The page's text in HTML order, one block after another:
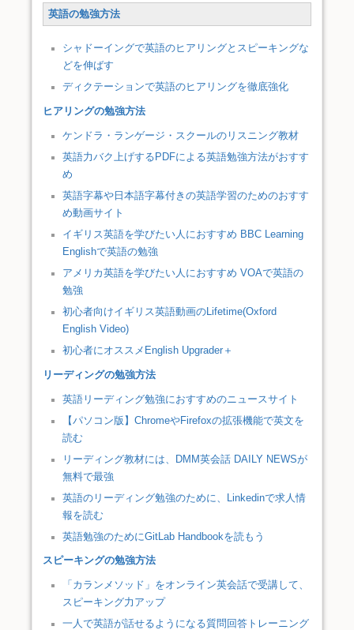
英語の勉強方法
シャドーイングで英語のヒアリングとスピーキングな
どを伸ばす
ディクテーションで英語のヒアリングを徹底強化
ヒアリングの勉強方法
ケンドラ・ランゲージ・スクールのリスニング教材
英語力バク上げするPDFによる英語勉強方法がおすす
め
英語字幕や日本語字幕付きの英語学習のためのおすす
め動画サイト
イギリス英語を学びたい人におすすめ BBC Learning
Englishで英語の勉強
アメリカ英語を学びたい人におすすめ VOAで英語の
勉強
初心者向けイギリス英語動画のLifetime(Oxford
English Video)
初心者にオススメEnglish Upgrader＋
リーディングの勉強方法
英語リーディング勉強におすすめのニュースサイト
【パソコン版】ChromeやFirefoxの拡張機能で英文を
読む
リーディング教材には、DMM英会話 DAILY NEWSが
無料で最強
英語のリーディング勉強のために、Linkedinで求人情
報を読む
英語勉強のためにGitLab Handbookを読もう
スピーキングの勉強方法
「カランメソッド」をオンライン英会話で受講して、
スピーキング力アップ
一人で英語が話せるようになる質問回答トレーニング